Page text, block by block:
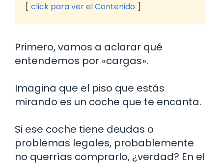
click para ver el Contenido
Primero, vamos a aclarar qué
entendemos por «cargas».
Imagina que el piso que estás
mirando es un coche que te encanta.
Si ese coche tiene deudas o
problemas legales, probablemente
no querrías comprarlo, ¿verdad? En el